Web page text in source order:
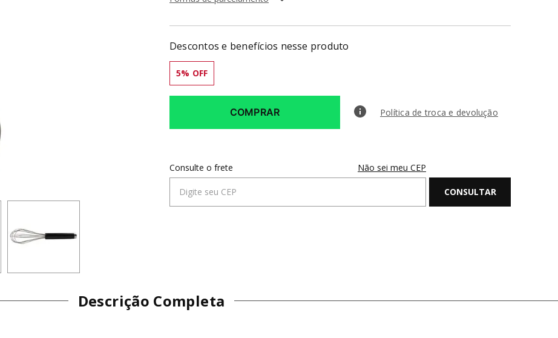
Descontos e benefícios nesse produto
5% OFF
COMPRAR Política de troca e devolução
Não sei meu CEP
Descrição Completa